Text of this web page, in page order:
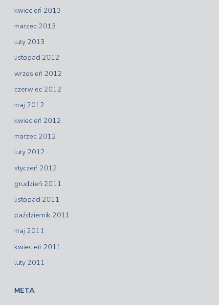
kwiecień 2013
marzec 2013
luty 2013
listopad 2012
wrzesień 2012
czerwiec 2012
maj 2012
kwiecień 2012
marzec 2012
luty 2012
styczeń 2012
grudzień 2011
listopad 2011
październik 2011
maj 2011
kwiecień 2011
luty 2011
META